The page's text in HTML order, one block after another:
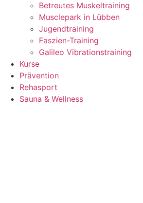
Betreutes Muskeltraining
Musclepark in Lübben
Jugendtraining
Faszien-Training
Galileo Vibrationstraining
Kurse
Prävention
Rehasport
Sauna & Wellness